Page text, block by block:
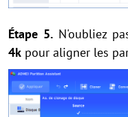
Étape 5.N'oubliez
4k pour aligner les